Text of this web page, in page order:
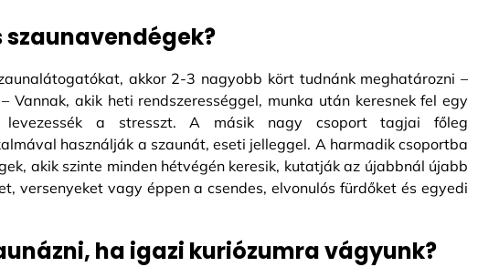
akkor 2-3 nagyobb kört tudnánk meghatározni –
– Vannak, akik heti rendszerességgel, munka után keresnek fel egy
levezessék a stresszt. A másik nagy csoport tagjai főleg
használják a szaunát, eseti jelleggel. A harmadik csoportba
akik szinte minden hétvégén keresik, kutatják az újabbnál újabb
versenyeket vagy éppen a csendes, elvonulós fürdőket és egyedi
ha igazi kuriózumra vágyunk?